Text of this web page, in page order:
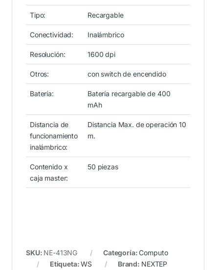
Tipo: Recargable
Conectividad: Inalámbrico
Resolución: 1600 dpi
Otros: con switch de encendido
Batería:
Batería recargable de 400
mAh
Distancia de
funcionamiento
inalámbrico:
Distancia Max. de operación 10
m.
Contenido x
caja master:
50 piezas
SKU: NE-413NG Categoría:Computo
Etiqueta:WS Brand: NEXTEP